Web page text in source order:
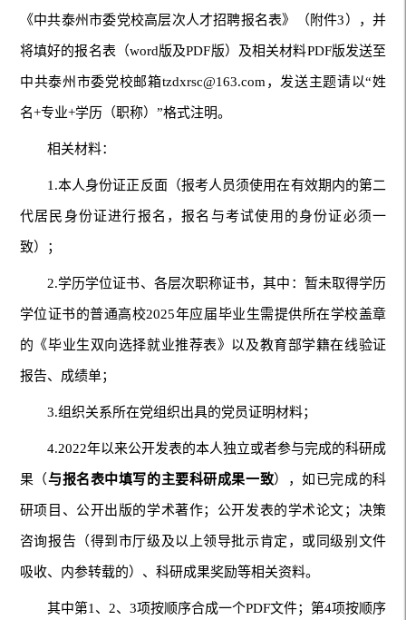
《中共泰州市委党校高层次人才招聘报名表》（附件3），并
将填好的报名表（word版及PDF版）及相关材料PDF版发送至
中共泰州市委党校邮箱tzdxrsc@163.com，发送主题请以“姓
名+专业+学历（职称）”格式注明。
相关材料：
1.本人身份证正反面（报考人员须使用在有效期内的第二
代居民身份证进行报名，报名与考试使用的身份证必须一
致）；
2.学历学位证书、 各层次职称证书，其中：暂未取得学历
学位证书的普通高校2025年应届毕业生需提供所在学校盖章
的《毕业生双向选择就业推荐表》以及教育部学籍在线验证
报告、成绩单；
3.组织关系所在党组织出具的党员证明材料；
4.2022年以来公开发表的本人独立或者参与完成的科研成
果（与报名表中填写的主要科研成果一致），如已完成的科
研项目、公开出版的学术著作；公开发表的学术论文；决策
咨询报告（得到市厅级及以上领导批示肯定，或同级别文件
吸收、内参转载的）、科研成果奖励等相关资料。
其中第1、2、3项按顺序合成一个PDF文件；第4项按顺序